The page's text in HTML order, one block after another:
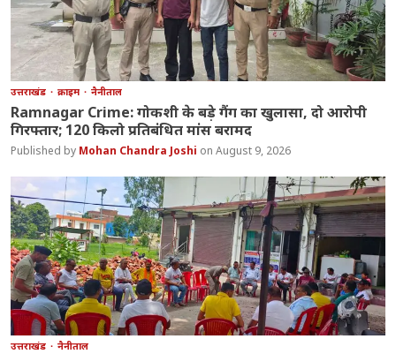
उत्तराखंड क्राइम नैनीताल
Ramnagar Crime: गोकशी के बड़े गैंग का खुलासा, दो आरोपी
गिरफ्तार; 120 किलो प्रतिबंधित मांस बरामद
Mohan Chandra Joshi August 9, 2026
उत्तराखंड नैनीताल